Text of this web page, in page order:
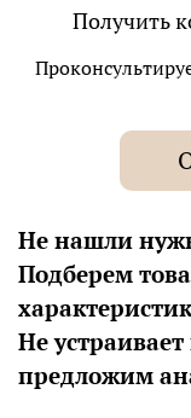
Получить
Не нашли
Подберем
Не
предложим